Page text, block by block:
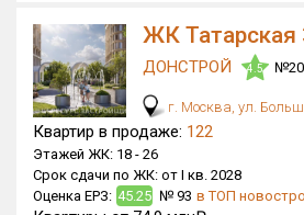
ЖК Татарская
ДОНСТРОЙ 4.5
г. Москва, ул.
Квартир в продаже: 122
Этажей ЖК: 18 - 26
Срок сдачи по ЖК: от I кв. 2028
Оценка ЕРЗ: 45.25 № 93 в ТОП